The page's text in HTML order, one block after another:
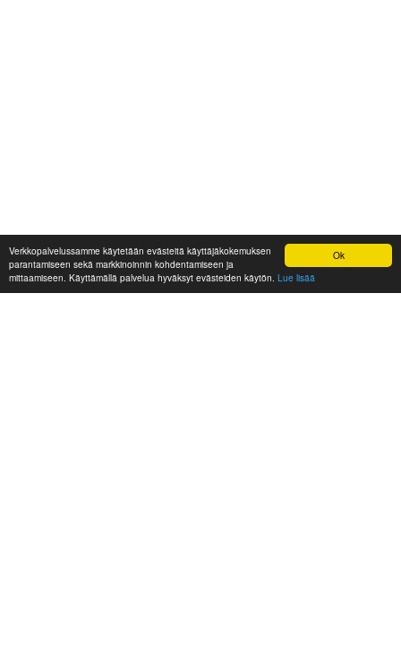
Ok
Verkkopalvelussamme käytetään evästeitä käyttäjäkokemuksen
parantamiseen sekä markkinoinnin kohdentamiseen ja
mittaamiseen. Käyttämällä palvelua hyväksyt evästeiden käytön. Lue lisää